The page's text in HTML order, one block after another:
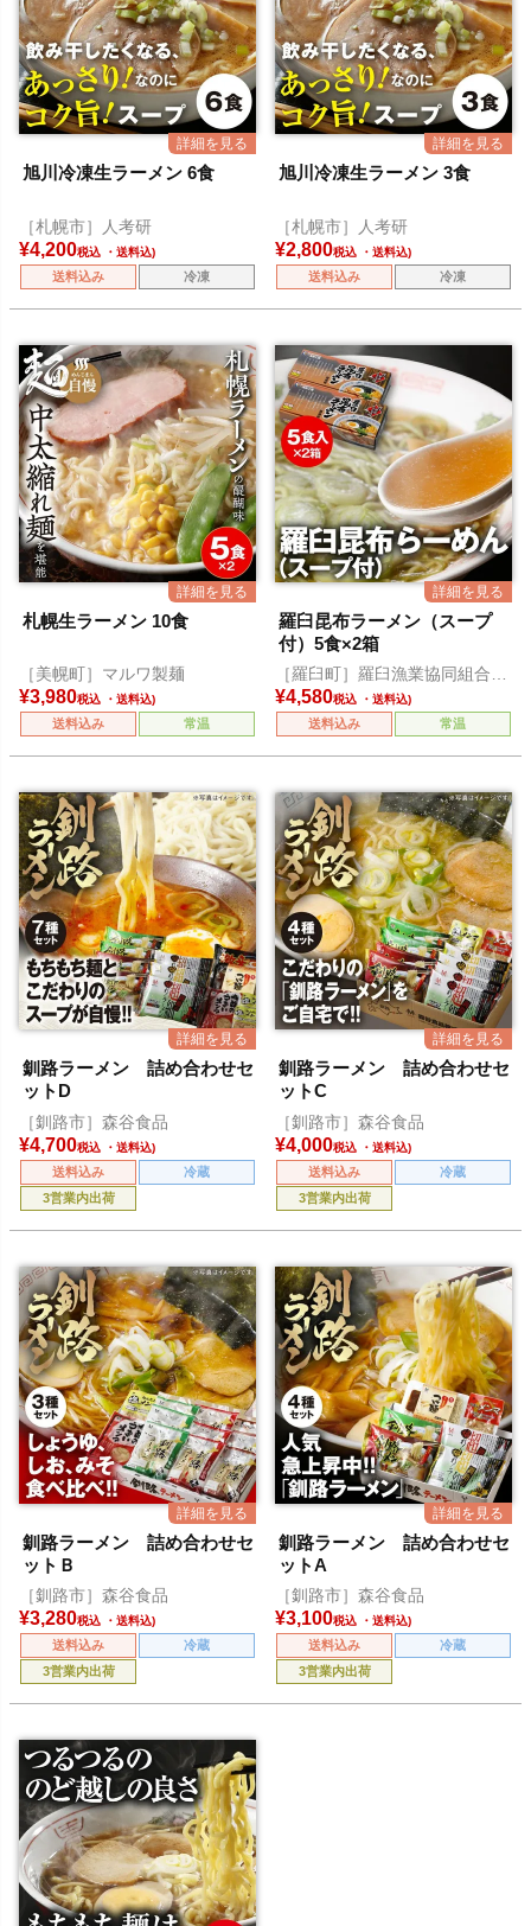
旭川冷凍生ラーメン 6食
［札幌市］人考研
¥4,200税込
送料込み 冷凍
旭川冷凍生ラーメン 3食
［札幌市］人考研
¥2,800税込
送料込み 冷凍
札幌生ラーメン 10食
［美幌町］マルワ製麺
¥3,980税込
送料込み 常温
羅臼昆布ラーメン（スープ
付）5食×2箱
［羅臼町］羅臼漁業協同組合直
営店 海鮮工房
¥4,580税込
送料込み 常温
釧路ラーメン 詰め合わせセ
ットD
［釧路市］森谷食品
¥4,700税込
送料込み
冷蔵
3営業内出荷
釧路ラーメン 詰め合わせセ
ットC
［釧路市］森谷食品
¥4,000税込
送料込み
冷蔵
3営業内出荷
釧路ラーメン 詰め合わせセ
ットＢ
［釧路市］森谷食品
¥3,280税込
送料込み
冷蔵
3営業内出荷
釧路ラーメン 詰め合わせセ
ットA
［釧路市］森谷食品
¥3,100税込
送料込み
冷蔵
3営業内出荷